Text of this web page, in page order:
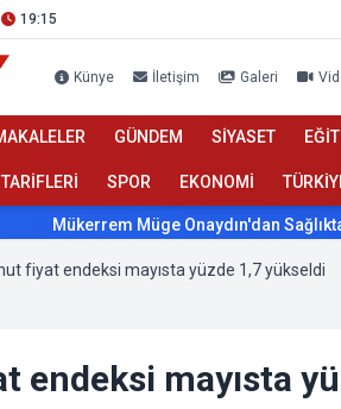
19:15
Künye İletişim Galeri
GÜNDEM SİYASET
SPOR EKONOMİ
Mükerrem Müge Onaydın'dan Sağlıkta
fiyat endeksi mayısta yüzde 1,7 yükseldi
endeksi mayısta